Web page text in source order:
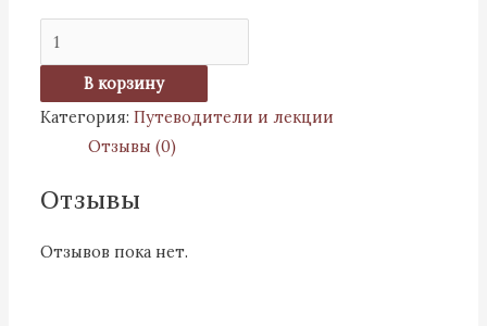
В корзину
Категория:Путеводители и лекции
Отзывы (0)
Отзывы
Отзывов пока нет.